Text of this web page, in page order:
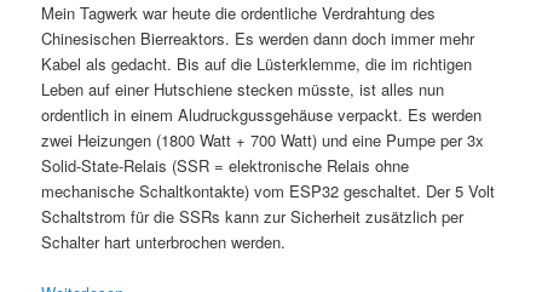
Mein Tagwerk war heute die ordentliche Verdrahtung des
Chinesischen Bierreaktors. Es werden dann doch immer mehr
Kabel als gedacht. Bis auf die Lüsterklemme, die im richtigen
Leben auf einer Hutschiene stecken müsste, ist alles nun
ordentlich in einem Aludruckgussgehäuse verpackt. Es werden
zwei Heizungen (1800 Watt + 700 Watt) und eine Pumpe per 3x
Solid-State-Relais (SSR = elektronische Relais ohne
mechanische Schaltkontakte) vom ESP32 geschaltet. Der 5 Volt
Schaltstrom für die SSRs kann zur Sicherheit zusätzlich per
Schalter hart unterbrochen werden.